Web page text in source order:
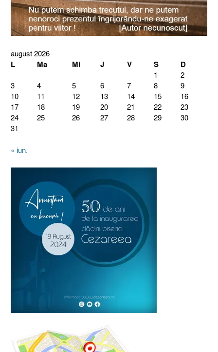
august 2026
L Ma Mi J V S D
1
2
3
4 5 6 7 8
9
10
11 12 13 14 15
16
17
18 19 20 21 22
23
24
25 26 27 28 29
30
31
« iun.